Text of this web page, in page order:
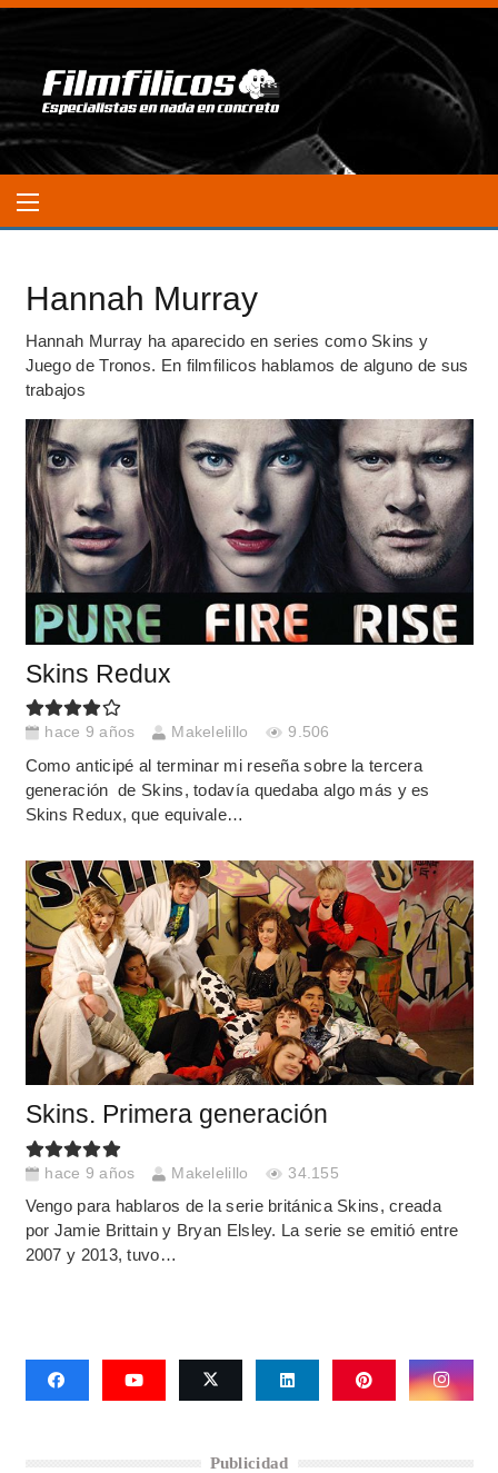
Hannah Murray
Hannah Murray ha aparecido en series como Skins y
Juego de Tronos. En filmfilicos hablamos de alguno de sus
trabajos
Skins Redux
hace 9 años Makelelillo 9.506
Como anticipé al terminar mi reseña sobre la tercera
generación de Skins, todavía quedaba algo más y es
Skins Redux, que equivale…
Skins. Primera generación
hace 9 años Makelelillo 34.155
Vengo para hablaros de la serie británica Skins, creada
por Jamie Brittain y Bryan Elsley. La serie se emitió entre
2007 y 2013, tuvo…
Publicidad